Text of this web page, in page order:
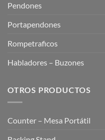
Pendones
Portapendones
Rompetraficos
Habladores – Buzones
OTROS PRODUCTOS
Counter – Mesa Portátil